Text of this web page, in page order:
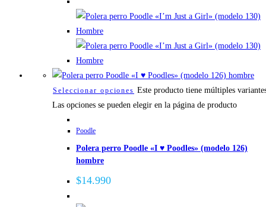
Seleccionar opciones Este producto tiene múltiples
Las opciones se pueden elegir en la página de producto
Poodle
Polera perro Poodle «I ♥ Poodles» (modelo 126)
hombre
$14.990